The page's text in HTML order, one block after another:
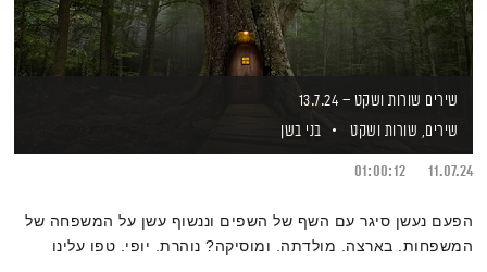
שירים שורות ושקט – 13.7.24
שירים, שורות ושקט
בני בשן
11.07.24
01:00:12
הפעם נעשן סיגר עם השף של השפים וננשוף עשן על המשפחה של
המשפחות. בארצה. מולדתה. ומוסיקה? נוהרת. יופי. טפו עלינו